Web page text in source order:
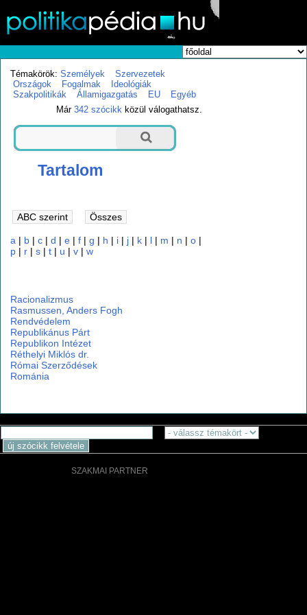
Témakörök: Személyek
Szervezetek
Országok
Fogalmak
Ideológiák
Szakpolitikák
Államigazgatás EU
Egyéb
Már342 szócikk közül válogathatsz.
Tartalom
a | b |c |d |e |f |g | h | i | j | k | l | m | n |o |
p | r |s |t | u |v |w
Racionalizmus
Rasmussen, Anders Fogh
Rendvédelem
Republikánus Párt
Republikon Intézet
Réthelyi Miklós dr.
Római Szerződések
Románia
SZAKMAI PARTNER